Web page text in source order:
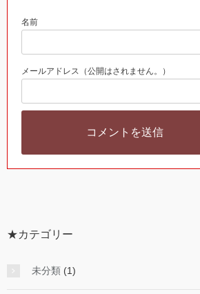
名前
メールアドレス（公開はされません。）
★カテゴリー
未分類 (1)